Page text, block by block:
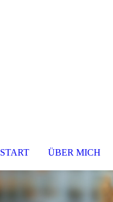
START ÜBER MICH